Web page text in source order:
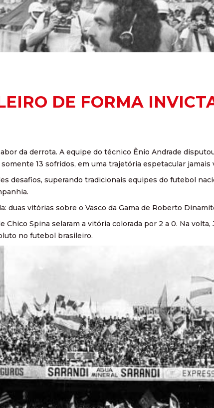
DE FORMA
da derrota. A equipe do técnico Ênio Andrade
13 sofridos, em uma trajetória espetacular jamais
desafios, superando tradicionais equipes do futebol
duas vitórias sobre o Vasco da Gama de Roberto
Spina selaram a vitória colorada por 2 a 0. Na volta,
no futebol brasileiro.